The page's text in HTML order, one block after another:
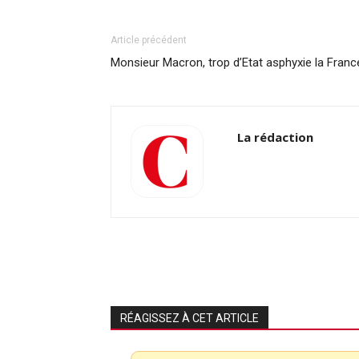
Article précédent
Monsieur Macron, trop d’Etat asphyxie la
La rédaction
RÉAGISSEZ À CET ARTICLE